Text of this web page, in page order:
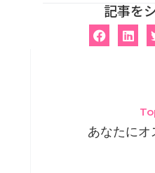
記事を
あなたに